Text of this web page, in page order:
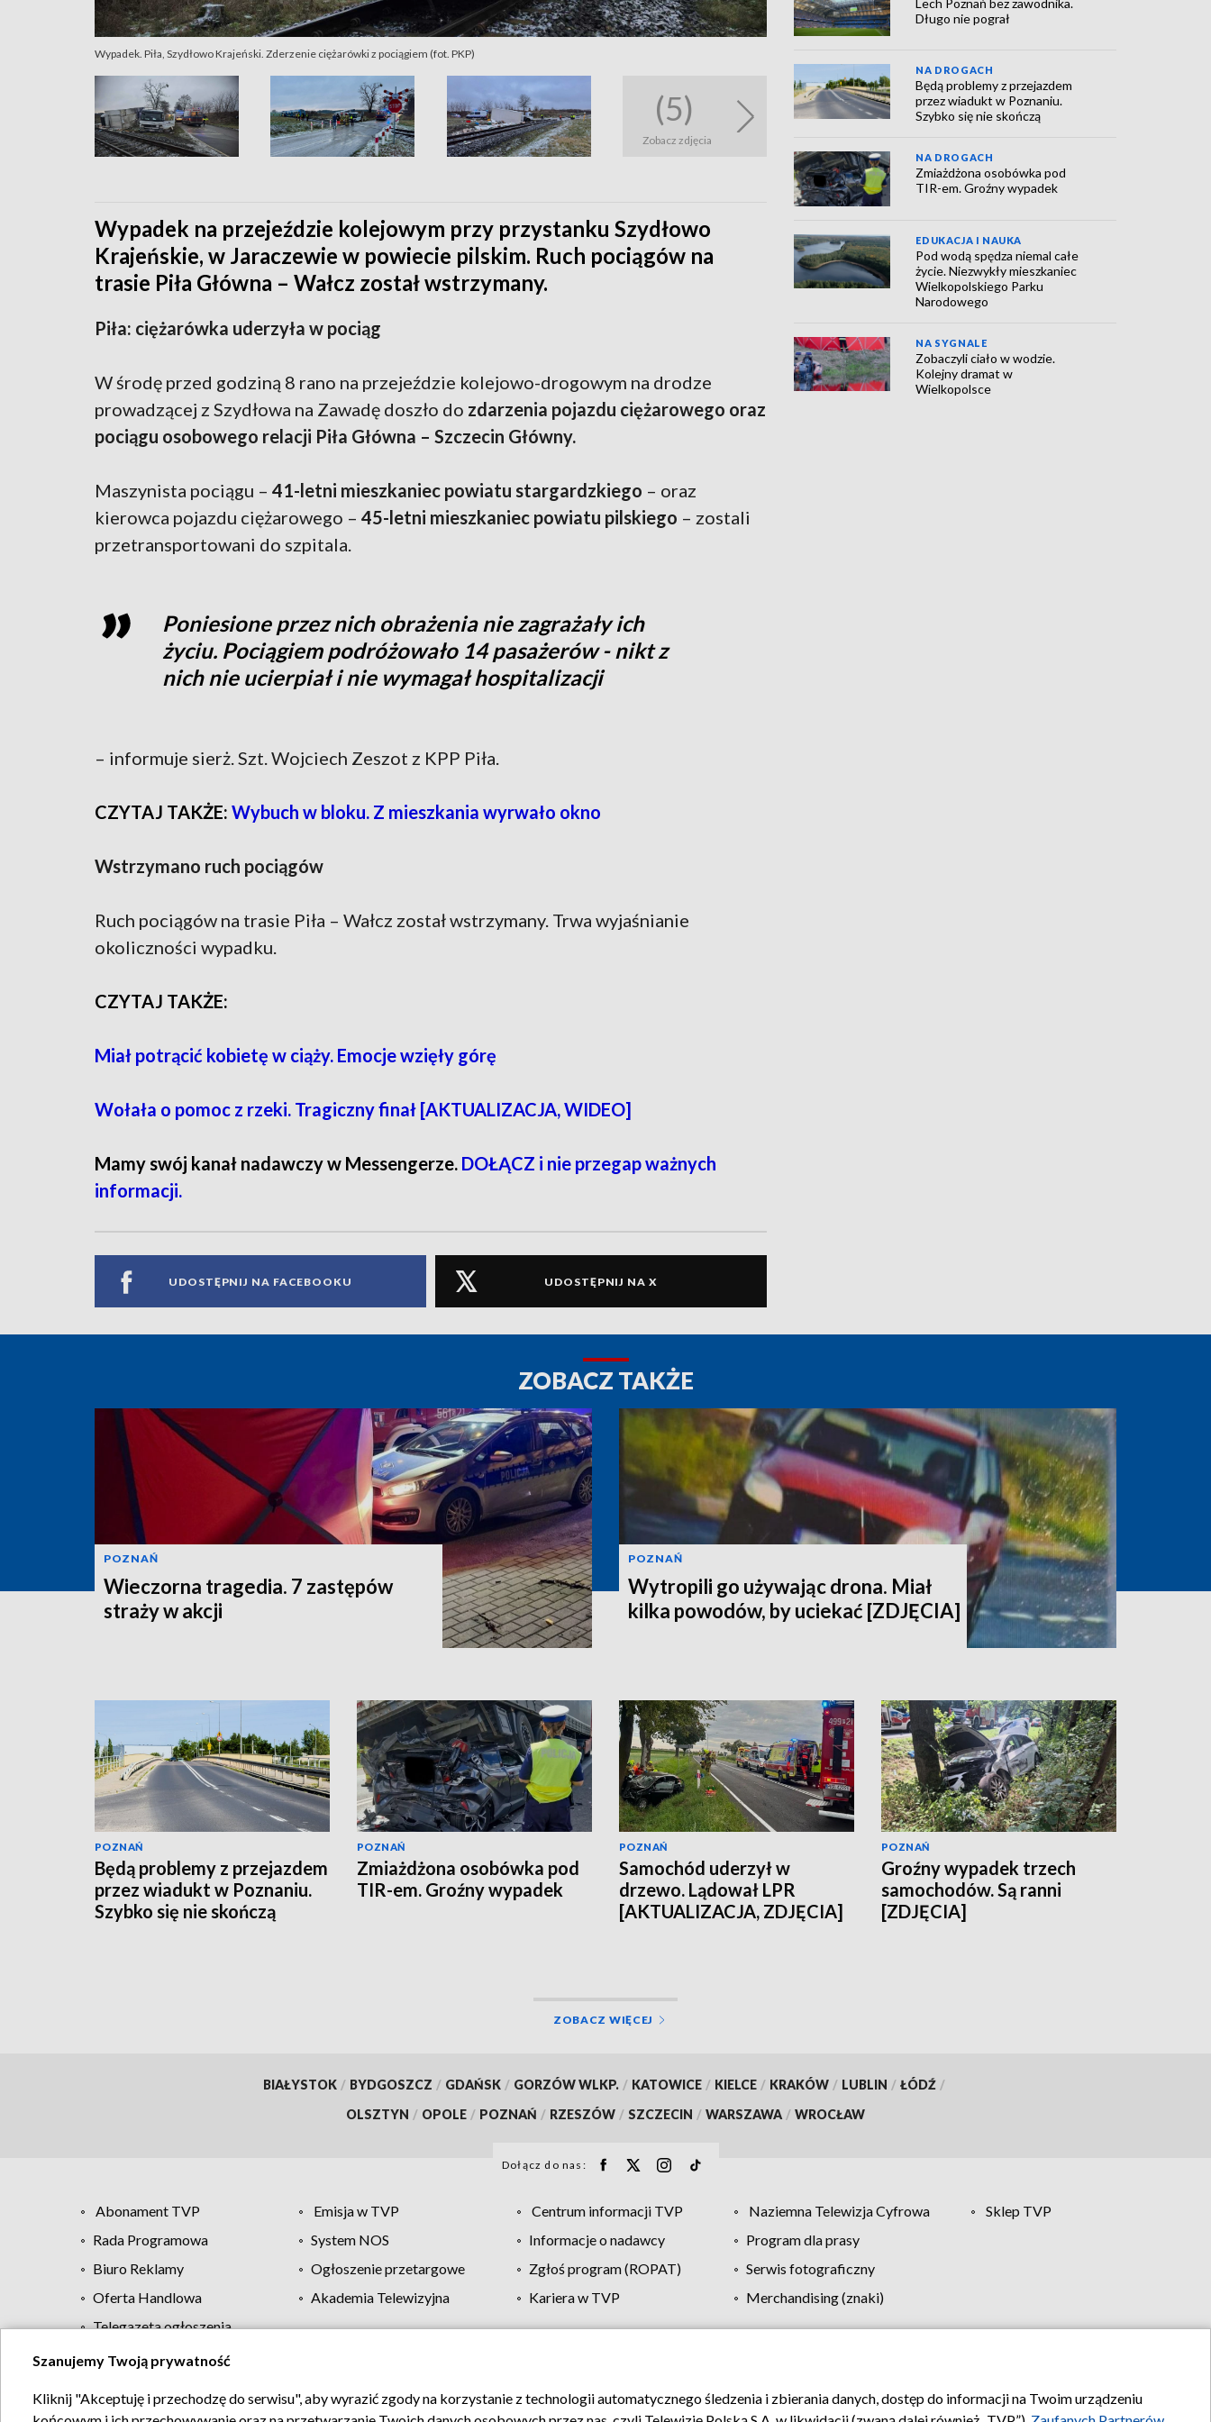
Wypadek. Piła, Szydłowo Krajeński. Zderzenie ciężarówki z pociągiem (fot. PKP)
(5)
Zobacz zdjęcia
Wypadek na przejeździe kolejowym przy przystanku Szydłowo
Krajeńskie, w Jaraczewie w powiecie pilskim. Ruch pociągów na
trasie Piła Główna – Wałcz został wstrzymany.
Piła: ciężarówka uderzyła w pociąg
W środę przed godziną 8 rano na przejeździe kolejowo-drogowym na drodze
prowadzącej z Szydłowa na Zawadę doszło do zdarzenia pojazdu ciężarowego oraz
pociągu osobowego relacji Piła Główna – Szczecin Główny.
Maszynista pociągu – 41-letni mieszkaniec powiatu stargardzkiego – oraz
kierowca pojazdu ciężarowego – 45-letni mieszkaniec powiatu pilskiego – zostali
przetransportowani do szpitala.
Poniesione przez nich obrażenia nie zagrażały ich
życiu. Pociągiem podróżowało 14 pasażerów - nikt z
nich nie ucierpiał i nie wymagał hospitalizacji
– informuje sierż. Szt. Wojciech Zeszot z KPP Piła.
CZYTAJ TAKŻE: Wybuch w bloku. Z mieszkania wyrwało okno
Wstrzymano ruch pociągów
Ruch pociągów na trasie Piła – Wałcz został wstrzymany. Trwa wyjaśnianie
okoliczności wypadku.
CZYTAJ TAKŻE:
Miał potrącić kobietę w ciąży. Emocje wzięły górę
Wołała o pomoc z rzeki. Tragiczny finał [AKTUALIZACJA, WIDEO]
Mamy swój kanał nadawczy w Messengerze. DOŁĄCZ i nie przegap ważnych
informacji.
UDOSTĘPNIJ NA FACEBOOKU UDOSTĘPNIJ NA X
Długo nie pograł
NA DROGACH
Będą problemy z przejazdem
przez wiadukt w Poznaniu.
Szybko się nie skończą
NA DROGACH
Zmiażdżona osobówka pod
TIR-em. Groźny wypadek
EDUKACJA I NAUKA
Pod wodą spędza niemal całe
życie. Niezwykły mieszkaniec
Wielkopolskiego Parku
Narodowego
NA SYGNALE
Zobaczyli ciało w wodzie.
Kolejny dramat w
Wielkopolsce
ZOBACZ TAKŻE
POZNAŃ
Wieczorna tragedia. 7 zastępów
straży w akcji
POZNAŃ
Wytropili go używając drona. Miał
kilka powodów, by uciekać [ZDJĘCIA]
POZNAŃ
Będą problemy z przejazdem
przez wiadukt w Poznaniu.
Szybko się nie skończą
POZNAŃ
Zmiażdżona osobówka pod
TIR-em. Groźny wypadek
POZNAŃ
Samochód uderzył w
drzewo. Lądował LPR
[AKTUALIZACJA, ZDJĘCIA]
POZNAŃ
Groźny wypadek trzech
samochodów. Są ranni
[ZDJĘCIA]
ZOBACZ WIĘCEJ
BIAŁYSTOK / BYDGOSZCZ / GDAŃSK / GORZÓW WLKP. / KATOWICE / KIELCE / KRAKÓW / LUBLIN / ŁÓDŹ /
OLSZTYN / OPOLE / POZNAŃ / RZESZÓW / SZCZECIN / WARSZAWA / WROCŁAW
Dołącz do nas:
Abonament TVP Emisja w TVP Centrum informacji TVP Naziemna Telewizja Cyfrowa
Sklep TVP
Rada Programowa
System NOS Informacje o nadawcy
Program dla prasy
Biuro Reklamy
Ogłoszenie przetargowe Zgłoś program (ROPAT)
Serwis fotograficzny
Oferta Handlowa
Akademia Telewizyjna Kariera w TVP
Merchandising (znaki)
Telegazeta ogłoszenia
Regulamin TVP Polityka prywatności Moje zgody Pomoc Biuro reklamy Kontakt
Szanujemy Twoją prywatność
Kliknij "Akceptuję i przechodzę do serwisu", aby wyrazić zgody na korzystanie z technologii automatycznego śledzenia i zbierania danych, dostęp do informacji na Twoim urządzeniu